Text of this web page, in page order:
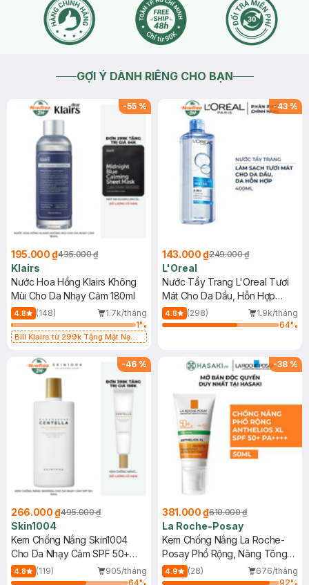
GỢI Ý DÀNH RIÊNG CHO BẠN
-55 %
195.000 ₫435.000 ₫
Klairs
Nước Hoa Hồng Klairs Không
Mùi Cho Da Nhạy Cảm 180ml
4.8 (148)
1.7k/tháng
1%
Bill Klairs từ 299k Tặng Mặt Nạ
25ml (SL Có Hạn)
-43 %
143.000 ₫249.000 ₫
L'Oreal
Nước Tẩy Trang L'Oreal Tươi
Mát Cho Da Dầu, Hỗn Hợp
400ml
4.8 (298)
1.9k/tháng
64%
-46 %
266.000 ₫495.000 ₫
Skin1004
Kem Chống Nắng Skin1004
Cho Da Nhạy Cảm SPF 50+
50ml
4.8 (119)
905/tháng
64%
-38 %
381.000 ₫610.000 ₫
La Roche-Posay
Kem Chống Nắng La Roche-
Posay Phổ Rộng, Nâng Tông
Kiềm Dầu 50ml
4.9 (28)
676/tháng
92%